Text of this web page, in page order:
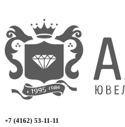
+7 (4162) 53-11-11